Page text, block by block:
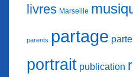
livres Marseille
parents partage
portrait publication